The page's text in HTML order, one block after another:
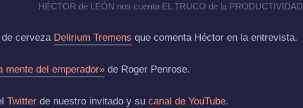
HÉCTOR de LEÓN nos cuenta EL TRUCO de la PRODUCTIVIDAD
cerveza Delirium Tremens que comenta Héctor en la entrevista.
mente del emperador»de Roger Penrose.
Twitterde nuestro invitado y su canal de YouTube.